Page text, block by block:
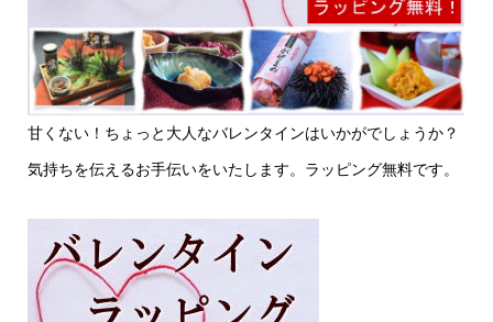
甘くない！ちょっと大人なバレンタインはいかがでしょうか？
気持ちを伝えるお手伝いをいたします。 ラッピング無料です。